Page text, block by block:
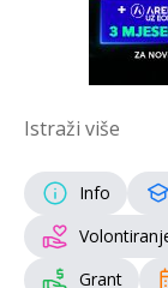
Istraži više
Info
Grant